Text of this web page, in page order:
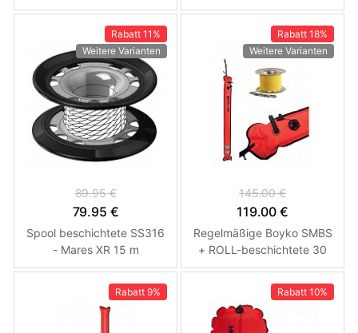
KERAMIK - Mares XR 90
mm
mm
Rabatt 11%
Weitere Varianten
89.95 €
79.95 €
Spool beschichtete SS316
- Mares XR 15 m
Rabatt 18%
Weitere Varianten
145.00 €
119.00 €
Regelmäßige Boyko SMBS
+ ROLL-beschichtete 30
Meter - Mares XR SET 15
Rabatt 9% Rabatt 10%